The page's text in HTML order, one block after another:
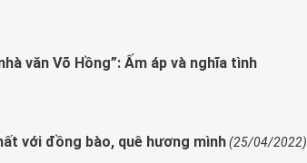
văn Võ Hồng”: Ấm áp và nghĩa tình
với đồng bào, quê hương mình(25/04/2022)